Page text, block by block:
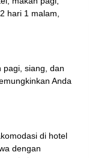
hari 1 malam,
pagi, siang, dan
Anda
di hotel
dengan
Karimunjawa